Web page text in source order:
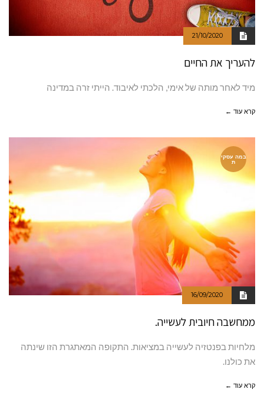
21/10/2020
להעריך את החיים
מיד לאחר מותה של אימי, הלכתי לאיבוד. הייתי זרה במדינה
קרא עוד ←
במה עסקי
ת
16/09/2020
ממחשבה חיובית לעשייה.
מלחיות בפנטזיה לעשייה במציאות. התקופה המאתגרת הזו שינתה
את כולנו.
קרא עוד ←